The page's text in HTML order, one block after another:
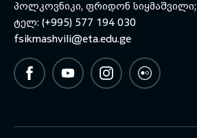
პოლკოვნიკი, ფრიდონ სიყმაშვილი;
ტელ: (+995) 577 194 030
fsikmashvili@eta.edu.ge